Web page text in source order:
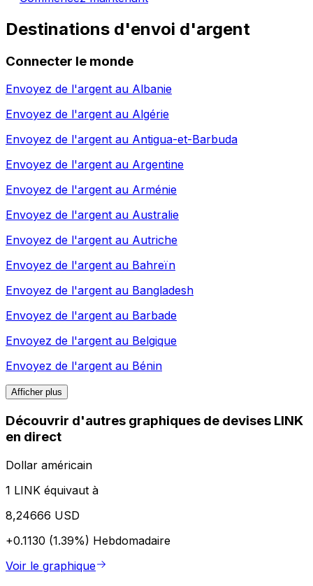
Destinations d'envoi d'argent
Connecter le monde
Envoyez de l'argent au Albanie
Envoyez de l'argent au Algérie
Envoyez de l'argent au Antigua-et-Barbuda
Envoyez de l'argent au Argentine
Envoyez de l'argent au Arménie
Envoyez de l'argent au Australie
Envoyez de l'argent au Autriche
Envoyez de l'argent au Bahreïn
Envoyez de l'argent au Bangladesh
Envoyez de l'argent au Barbade
Envoyez de l'argent au Belgique
Envoyez de l'argent au Bénin
Afficher plus
Découvrir d'autres graphiques de devises LINK
en direct
Dollar américain
1 LINK équivaut à
8,24666 USD
+0.1130 (1.39%) Hebdomadaire
Voir le graphique